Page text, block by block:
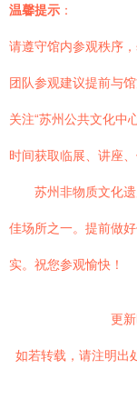
温馨提示 ：
请遵守馆内参观秩序
团队参观建议提前与馆
关注“苏州公共文化中
时间获取临展、讲座
苏州非物质文化
佳场所之一。提前做
实。祝您参观愉快！
更
如若转载，请注明出